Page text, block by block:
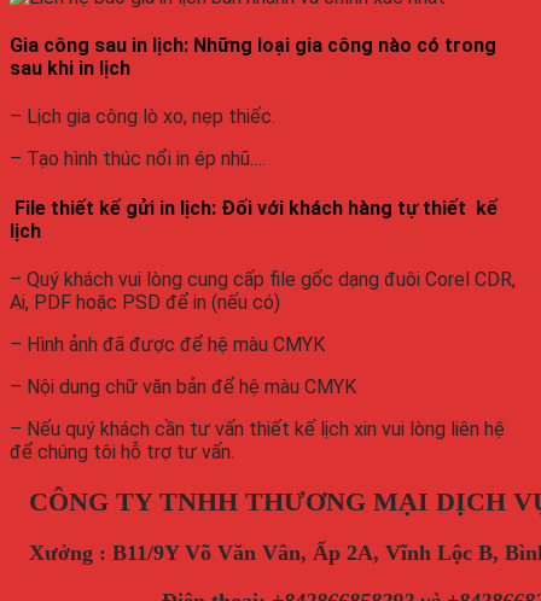
Gia công sau in lịch: Những loại gia công nào có trong
sau khi in lịch
– Lịch gia công lò xo, nẹp thiếc.
– Tạo hình thúc nổi in ép nhũ….
File thiết kế gửi in lịch: Đối với khách hàng tự thiết kế
lịch
– Quý khách vui lòng cung cấp file gốc dạng đuôi Corel CDR,
Ai, PDF hoặc PSD để in (nếu có)
– Hình ảnh đã được để hệ màu CMYK
– Nội dung chữ văn bản để hệ màu CMYK
– Nếu quý khách cần tư vấn thiết kế lịch xin vui lòng liên hệ
để chúng tôi hỗ trợ tư vấn.
CÔNG TY TNHH THƯƠNG MẠI DỊCH
Xưởng : B11/9Y Võ Văn Vân, Ấp 2A, Vĩnh Lộc B,